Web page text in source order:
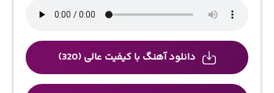
دانلود آهنگ با کیفیت عالی (320)